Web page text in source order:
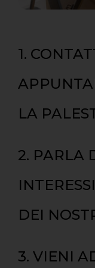
1.
LA
2. PARLA
DEI
3. VIENI